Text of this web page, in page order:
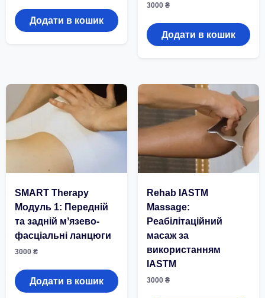
Додати в кошик
3000 ₴
Додати в кошик
SMART Therapy
Модуль 1: Передній
та задній мʼязево-
фасціальні ланцюги
3000 ₴
Додати в кошик
Rehab IASTM
Massage:
Реабілітаційний
масаж за
використанням
IASTM
3000 ₴